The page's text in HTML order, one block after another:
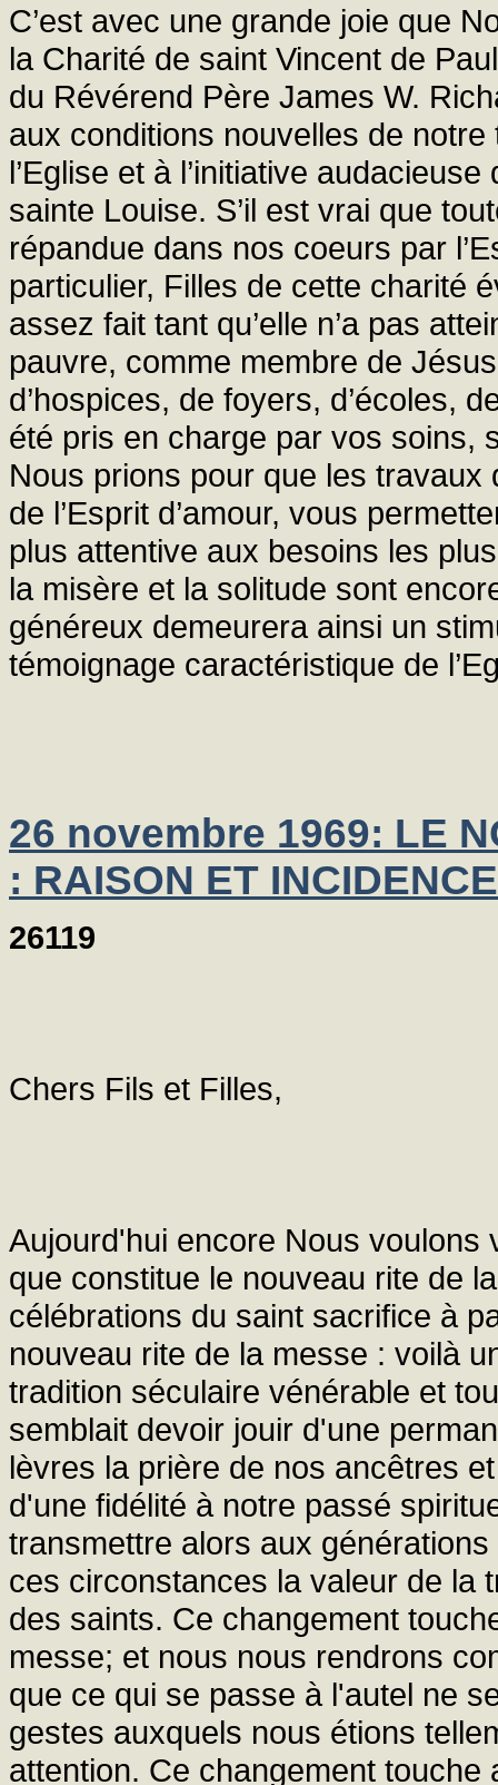
C’est avec une grande joie que
la Charité de saint Vincent de
du Révérend Père James W.
aux conditions nouvelles de
l’Eglise et à l’initiative
sainte Louise. S’il est vrai que
répandue dans nos coeurs par
particulier, Filles de cette charité
assez fait tant qu’elle n’a pas
pauvre, comme membre de
d’hospices, de foyers, d’écoles,
été pris en charge par vos soins,
Nous prions pour que les travaux
de l’Esprit d’amour, vous
plus attentive aux besoins les
la misère et la solitude sont
généreux demeurera ainsi un
témoignage caractéristique de
26 novembre 1969: LE
: RAISON ET
26119
Chers Fils et Filles,
Aujourd'hui encore Nous
que constitue le nouveau rite de
célébrations du saint sacrifice à
nouveau rite de la messe : voilà
tradition séculaire vénérable et
semblait devoir jouir d'une
lèvres la prière de nos ancêtres
d'une fidélité à notre passé
transmettre alors aux
ces circonstances la valeur de la
des saints. Ce changement
messe; et nous nous rendrons
que ce qui se passe à l'autel ne
gestes auxquels nous étions
attention. Ce changement